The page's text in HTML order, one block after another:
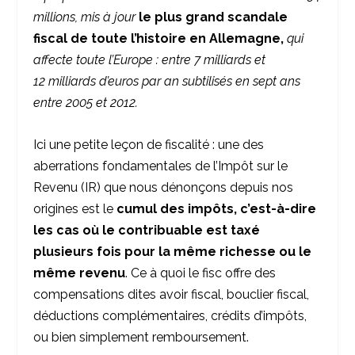
millions, mis à jour le plus grand scandale
fiscal de toute l’histoire en Allemagne, qui
affecte toute l’Europe : entre 7 milliards et
12 milliards d’euros par an subtilisés en sept ans
entre 2005 et 2012.
Ici une petite leçon de fiscalité : une des
aberrations fondamentales de l’Impôt sur le
Revenu (IR) que nous dénonçons depuis nos
origines est le cumul des impôts, c’est-à-dire
les cas où le contribuable est taxé
plusieurs fois pour la même richesse ou le
même revenu. Ce à quoi le fisc offre des
compensations dites avoir fiscal, bouclier fiscal,
déductions complémentaires, crédits d’impôts,
ou bien simplement remboursement.